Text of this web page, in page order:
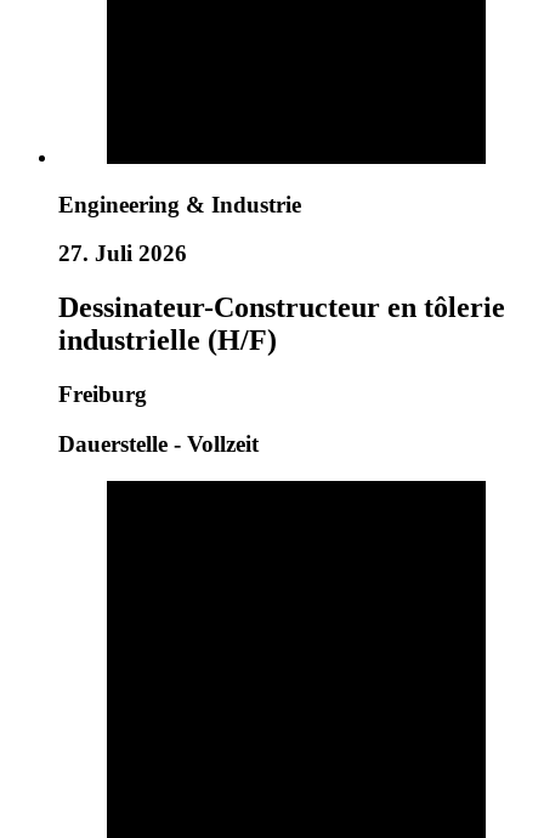
Engineering & Industrie
27. Juli 2026
Dessinateur-Constructeur en tôlerie
industrielle (H/F)
Freiburg
Dauerstelle - Vollzeit